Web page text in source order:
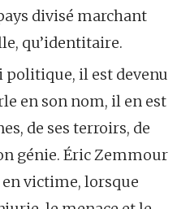
divisé marchant
qu’identitaire.
politique, il est devenu
en son nom, il en est
de ses terroirs, de
génie. Éric Zemmour
victime, lorsque